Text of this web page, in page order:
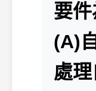
要件
(A)
處